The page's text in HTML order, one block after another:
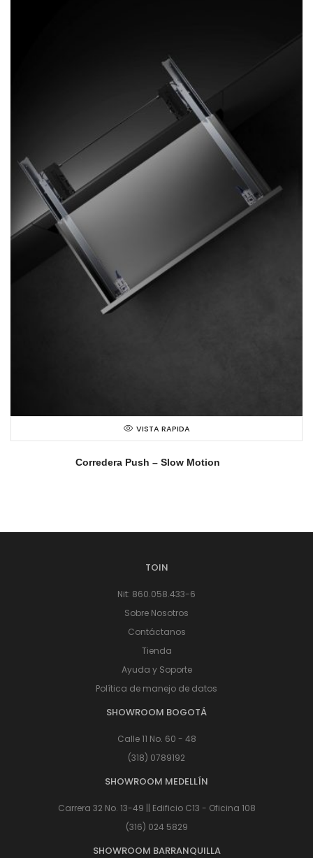
VISTA RAPIDA
Corredera Push – Slow Motion
TOIN
Nit: 860.058.433-6
Sobre Nosotros
Contáctanos
Tienda
Ayuda y Soporte
Política de manejo de datos
SHOWROOM BOGOTÁ
Calle 11 No. 60 - 48
(318) 0789192
SHOWROOM MEDELLÍN
Carrera 32 No. 13-49 || Edificio C13 - Oficina 108
(316) 024 5829
SHOWROOM BARRANQUILLA